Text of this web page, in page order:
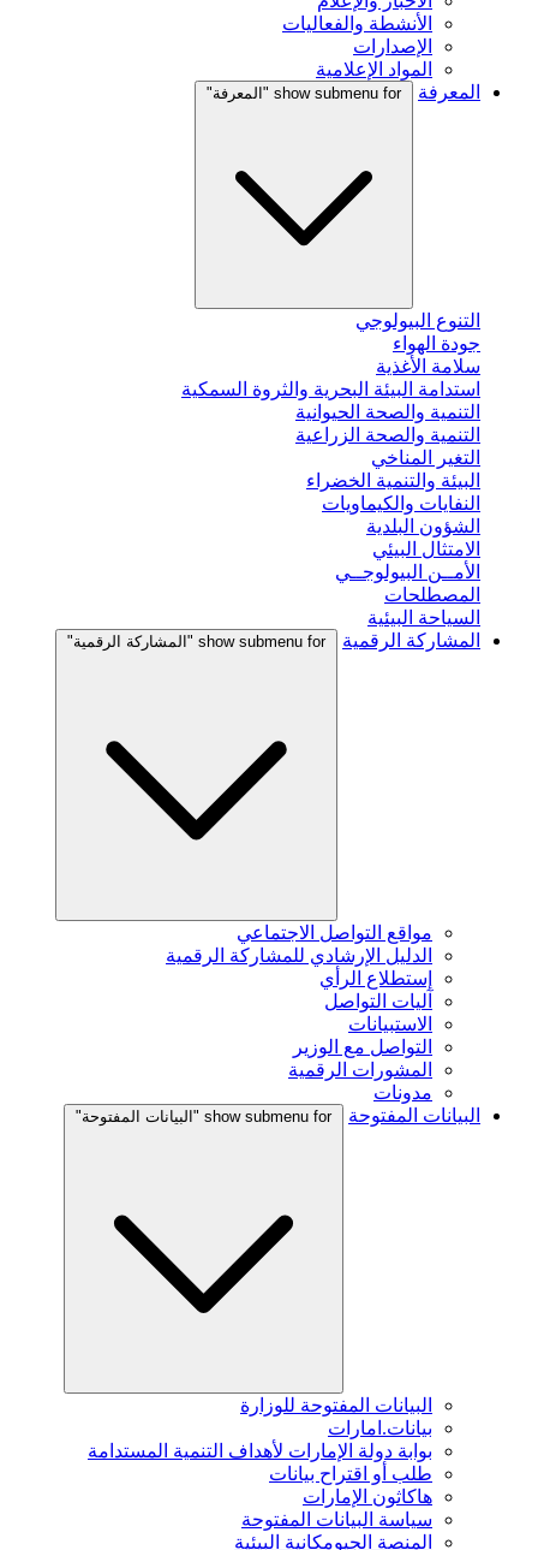
الأنشطة والفعاليات
الإصدارات
المواد الإعلامية
المعرفة
show submenu for "المعرفة"
التنوع البيولوجي
جودة الهواء
سلامة الأغذية
استدامة البيئة البحرية والثروة السمكية
التنمية والصحة الحيوانية
التنمية والصحة الزراعية
التغير المناخي
البيئة والتنمية الخضراء
النفايات والكيماويات
الشؤون البلدية
الامتثال البيئي
الأمــن البيولوجــي
المصطلحات
السياحة البيئية
المشاركة الرقمية
show submenu for "المشاركة الرقمية"
مواقع التواصل الاجتماعي
الدليل الإرشادي للمشاركة الرقمية
إستطلاع الرأي
آليات التواصل
الاستبيانات
التواصل مع الوزير
المشورات الرقمية
مدونات
البيانات المفتوحة
show submenu for "البيانات المفتوحة"
البيانات المفتوحة للوزارة
بيانات.امارات
بوابة دولة الإمارات لأهداف التنمية المستدامة
طلب أو اقتراح بيانات
هاكاثون الإمارات
سياسة البيانات المفتوحة
المنصة الجيومكانية البيئية